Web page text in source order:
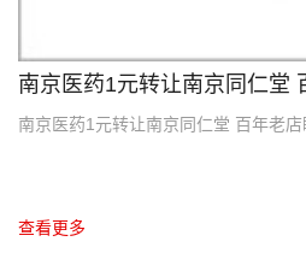
南京医药1元转让南京同仁堂
南京医药1元转让南京同仁堂 百年老
查看更多